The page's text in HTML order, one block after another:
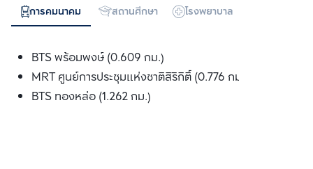
การคมนาคม สถานศึกษา โรงพยาบาล
BTS พร้อมพงษ์ (0.609 กม.)
MRT ศูนย์การประชุมแห่งชาติสิริกิติ์ (0.776 กม.)
BTS ทองหล่อ (1.262 กม.)